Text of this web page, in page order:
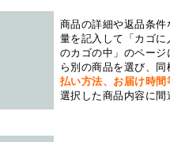
商品の詳細や返品条
量を記入して「カゴ
のカゴの中」のペー
ら別の商品を選び、
払い方法、お届け時
選択した商品内容に